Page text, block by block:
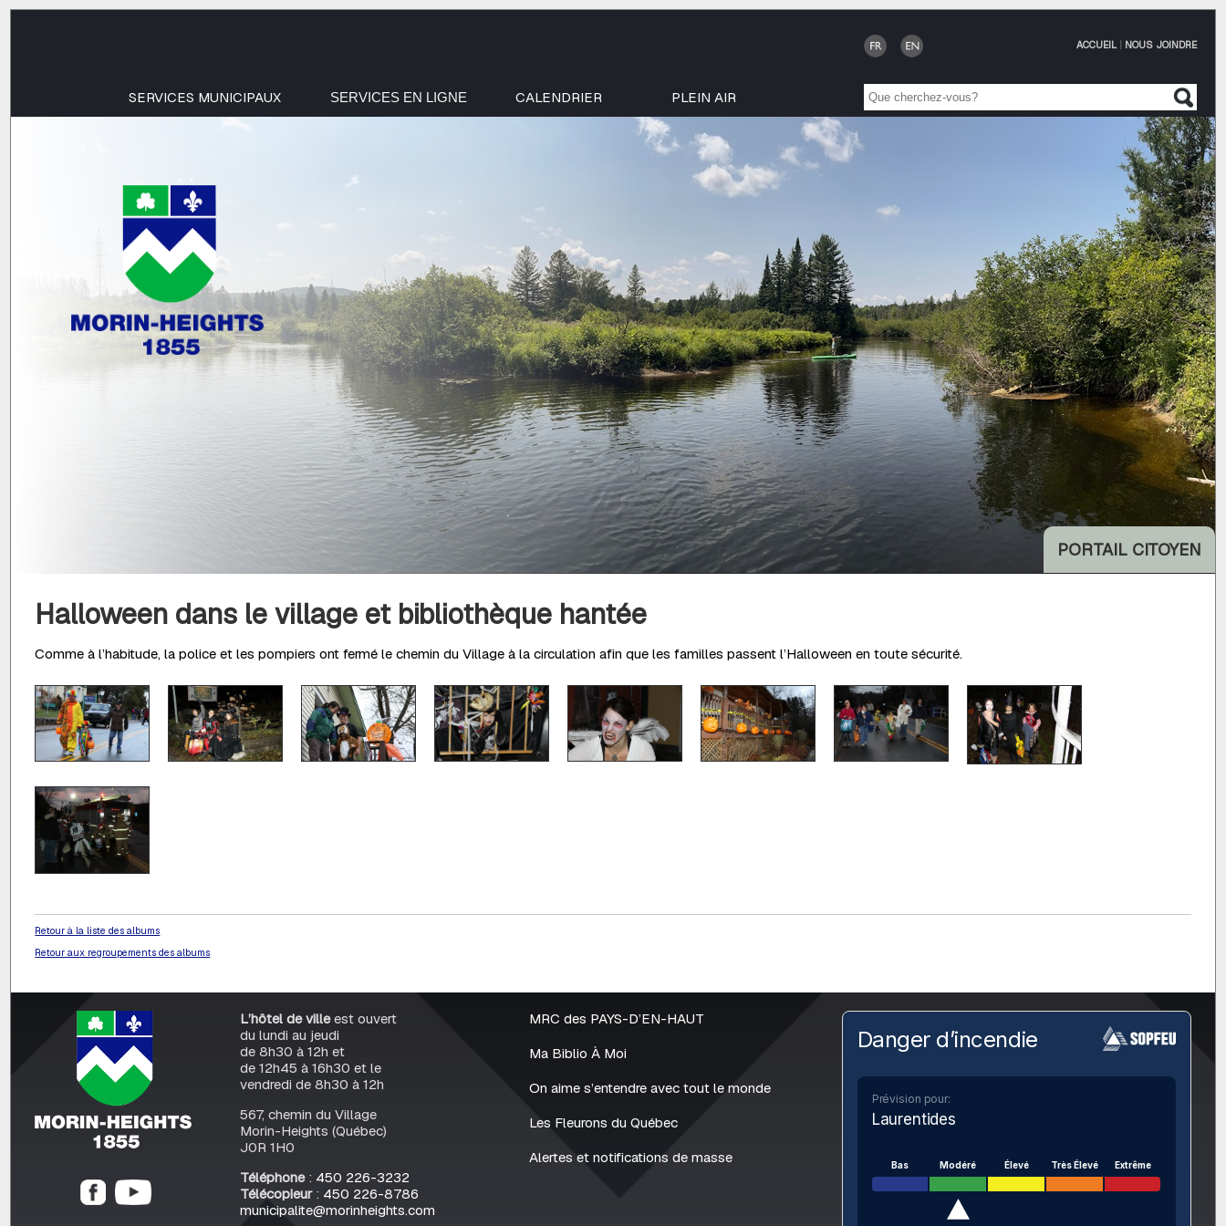
ACCUEIL| NOUS JOINDRE
SERVICES MUNICIPAUX SERVICES EN LIGNE CALENDRIER PLEIN AIR
PORTAIL CITOYEN
Halloween dans le village et bibliothèque hantée
Comme à l’habitude, la police et les pompiers ont fermé le chemin du Village à la circulation afin que les familles passent l’Halloween en toute sécurité.
Retour à la liste des albums
Retour aux regroupements des albums
L’hôtel de villeest ouvert
du lundi au jeudi
de 8h30 à 12h et
de 12h45 à 16h30 et le
vendredi de 8h30 à 12h
567, chemin du Village
Morin-Heights (Québec)
J0R 1H0
Téléphone: 450 226-3232
Télécopieur: 450 226-8786
municipalite@morinheights.com
MRC des PAYS-D’EN-HAUT
Ma Biblio À Moi
On aime s’entendre avec tout le monde
Les Fleurons du Québec
Alertes et notifications de masse
Danger d’incendie
Prévision pour:
Laurentides
Bas Modéré Élevé Très Élevé Extrême